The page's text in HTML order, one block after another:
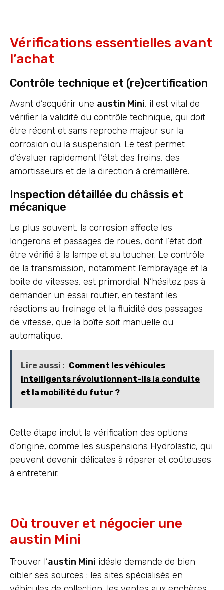
Vérifications essentielles avant
l’achat
Contrôle technique et (re)certification
Avant d’acquérir une austin Mini, il est vital de
vérifier la validité du contrôle technique, qui doit
être récent et sans reproche majeur sur la
corrosion ou la suspension. Le test permet
d’évaluer rapidement l’état des freins, des
amortisseurs et de la direction à crémaillère.
Inspection détaillée du châssis et
mécanique
Le plus souvent, la corrosion affecte les
longerons et passages de roues, dont l’état doit
être vérifié à la lampe et au toucher. Le contrôle
de la transmission, notamment l’embrayage et la
boîte de vitesses, est primordial. N’hésitez pas à
demander un essai routier, en testant les
réactions au freinage et la fluidité des passages
de vitesse, que la boîte soit manuelle ou
automatique.
Lire aussi : Comment les véhicules
intelligents révolutionnent-ils la conduite
et la mobilité du futur ?
Cette étape inclut la vérification des options
d’origine, comme les suspensions Hydrolastic, qui
peuvent devenir délicates à réparer et coûteuses
à entretenir.
Où trouver et négocier une
austin Mini
Trouver l’austin Mini idéale demande de bien
cibler ses sources : les sites spécialisés en